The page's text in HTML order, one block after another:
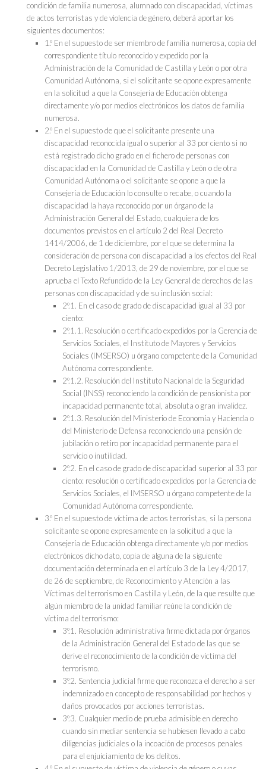
condición de familia numerosa, alumnado con discapacidad, víctimas
de actos terroristas y de violencia de género, deberá aportar los
siguientes documentos:
1.º En el supuesto de ser miembro de familia numerosa, copia del
correspondiente título reconocido y expedido por la
Administración de la Comunidad de Castilla y León o por otra
Comunidad Autónoma, si el solicitante se opone expresamente
en la solicitud a que la Consejería de Educación obtenga
directamente y/o por medios electrónicos los datos de familia
numerosa.
2.º En el supuesto de que el solicitante presente una
discapacidad reconocida igual o superior al 33 por ciento si no
está registrado dicho grado en el fichero de personas con
discapacidad en la Comunidad de Castilla y León o de otra
Comunidad Autónoma o el solicitante se opone a que la
Consejería de Educación lo consulte o recabe, o cuando la
discapacidad la haya reconocido por un órgano de la
Administración General del Estado, cualquiera de los
documentos previstos en el artículo 2 del Real Decreto
1414/2006, de 1 de diciembre, por el que se determina la
consideración de persona con discapacidad a los efectos del Real
Decreto Legislativo 1/2013, de 29 de noviembre, por el que se
aprueba el Texto Refundido de la Ley General de derechos de las
personas con discapacidad y de su inclusión social:
2º.1. En el caso de grado de discapacidad igual al 33 por
ciento:
2º.1.1. Resolución o certificado expedidos por la Gerencia de
Servicios Sociales, el Instituto de Mayores y Servicios
Sociales (IMSERSO) u órgano competente de la Comunidad
Autónoma correspondiente.
2º.1.2. Resolución del Instituto Nacional de la Seguridad
Social (INSS) reconociendo la condición de pensionista por
incapacidad permanente total, absoluta o gran invalidez.
2º.1.3. Resolución del Ministerio de Economía y Hacienda o
del Ministerio de Defensa reconociendo una pensión de
jubilación o retiro por incapacidad permanente para el
servicio o inutilidad.
2º.2. En el caso de grado de discapacidad superior al 33 por
ciento: resolución o certificado expedidos por la Gerencia de
Servicios Sociales, el IMSERSO u órgano competente de la
Comunidad Autónoma correspondiente.
3.º En el supuesto de víctima de actos terroristas, si la persona
solicitante se opone expresamente en la solicitud a que la
Consejería de Educación obtenga directamente y/o por medios
electrónicos dicho dato, copia de alguna de la siguiente
documentación determinada en el artículo 3 de la Ley 4/2017,
de 26 de septiembre, de Reconocimiento y Atención a las
Víctimas del terrorismo en Castilla y León, de la que resulte que
algún miembro de la unidad familiar reúne la condición de
víctima del terrorismo:
3º.1. Resolución administrativa firme dictada por órganos
de la Administración General del Estado de las que se
derive el reconocimiento de la condición de víctima del
terrorismo.
3º.2. Sentencia judicial firme que reconozca el derecho a ser
indemnizado en concepto de responsabilidad por hechos y
daños provocados por acciones terroristas.
3º.3. Cualquier medio de prueba admisible en derecho
cuando sin mediar sentencia se hubiesen llevado a cabo
diligencias judiciales o la incoación de procesos penales
para el enjuiciamiento de los delitos.